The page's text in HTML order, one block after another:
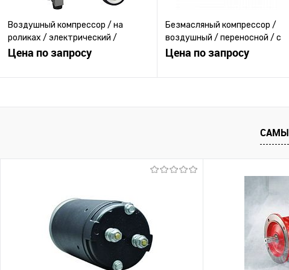
Воздушный компрессор / на
роликах / электрический /
поршневый
Цена по запросу
Безмасляный компрессор /
воздушный / переносной / с
электродвигателем
Цена по запросу
К
Под заказ